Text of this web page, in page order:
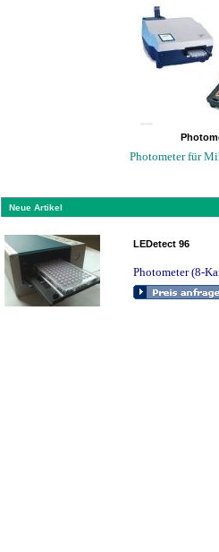
Photometer für
Neue Artikel
LEDetect 96
Photometer (8-